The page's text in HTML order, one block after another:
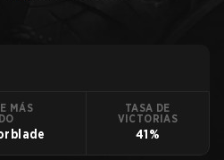
MÁS
TASA DE
VICTORIAS
41%